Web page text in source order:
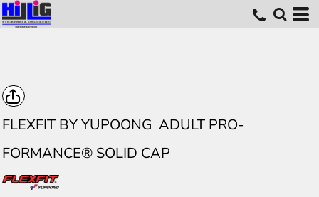
FLEXFIT BY YUPOONG ADULT PRO-
FORMANCE® SOLID CAP